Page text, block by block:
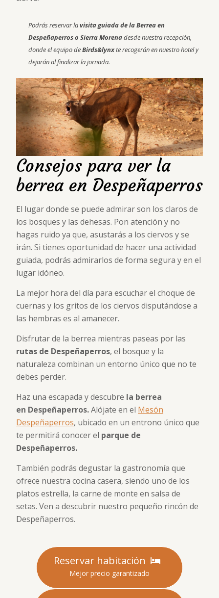
Podrás reservar lavisita guiada de la Berrea en
Despeñaperros o Sierra Morenadesde nuestra recepción,
donde el equipo deBirds&lynxte recogerán en nuestro hotel y
dejarán al finalizar la jornada.
Consejos para ver la
berrea en Despeñaperros
El lugar donde se puede admirar son los claros de
los bosques y las dehesas. Pon atención y no
hagas ruido ya que, asustarás a los ciervos y se
irán. Si tienes oportunidad de hacer una actividad
guiada, podrás admirarlos de forma segura y en el
lugar idóneo.
La mejor hora del día para escuchar el choque de
cuernas y los gritos de los ciervos disputándose a
las hembras es al amanecer.
Disfrutar de la berrea mientras paseas por las
rutas de Despeñaperros, el bosque y la
naturaleza combinan un entorno único que no te
debes perder.
Haz una escapada y descubre la berrea
en Despeñaperros.Alójate en el Mesón
Despeñaperros, ubicado en un entrono único que
te permitirá conocer el parque de
Despeñaperros.
También podrás degustar la gastronomía que
ofrece nuestra cocina casera, siendo uno de los
platos estrella, la carne de monte en salsa de
setas. Ven a descubrir nuestro pequeño rincón de
Despeñaperros.
Reservar habitación
Mejor precio garantizado